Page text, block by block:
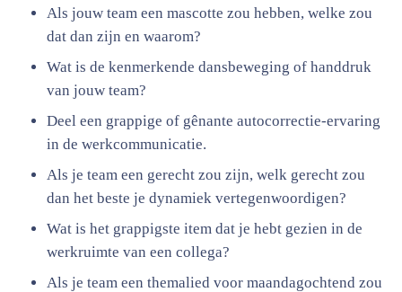
Als jouw team een mascotte zou hebben, welke zou
dat dan zijn en waarom?
Wat is de kenmerkende dansbeweging of handdruk
van jouw team?
Deel een grappige of gênante autocorrectie-ervaring
in de werkcommunicatie.
Als je team een gerecht zou zijn, welk gerecht zou
dan het beste je dynamiek vertegenwoordigen?
Wat is het grappigste item dat je hebt gezien in de
werkruimte van een collega?
Als je team een themalied voor maandagochtend zou